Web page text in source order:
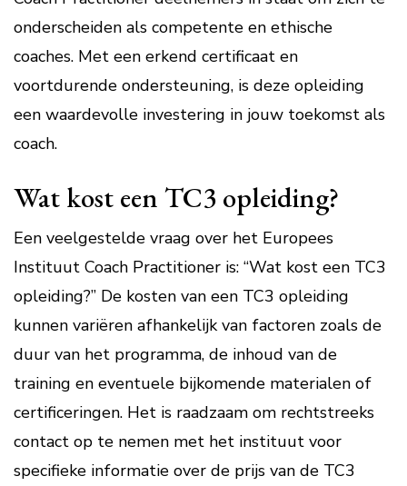
onderscheiden als competente en ethische
coaches. Met een erkend certificaat en
voortdurende ondersteuning, is deze opleiding
een waardevolle investering in jouw toekomst als
coach.
Wat kost een TC3 opleiding?
Een veelgestelde vraag over het Europees
Instituut Coach Practitioner is: “Wat kost een TC3
opleiding?” De kosten van een TC3 opleiding
kunnen variëren afhankelijk van factoren zoals de
duur van het programma, de inhoud van de
training en eventuele bijkomende materialen of
certificeringen. Het is raadzaam om rechtstreeks
contact op te nemen met het instituut voor
specifieke informatie over de prijs van de TC3